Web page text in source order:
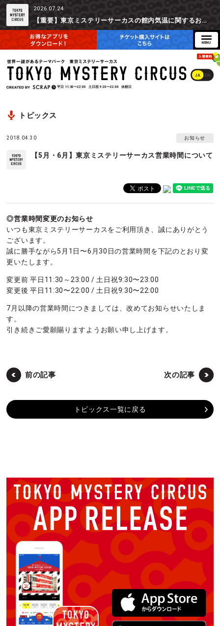
2026.07.24
【重要】東京ミステリーサーカスの館内気温に関するお詫びとご参加辞退時の返金対応について
JA EN
平日 11:30〜22:00 土日祝 9:20〜22:00 休館日
トピックス
2018.04.30 お知らせ
【5月・6月】東京ミステリーサーカス営業時間について
◎営業時間変更のお知らせ
いつも東京ミステリーサーカスをご利用頂き、誠にありがとう
ございます。
誠に勝手ながら5月1日〜6月30日の営業時間を下記のとおり変
更いたします。
変更前 平日11:30～23:00 / 土日祝9:30〜23:00
変更後 平日11:30〜22:00 / 土日祝9:30〜22:00
7月以降の営業時間につきましては、改めてお知らせいたしま
す。
引き続きご愛願賜りますようお願い申し上げます。
前の記事 次の記事
トピックス一覧に戻る